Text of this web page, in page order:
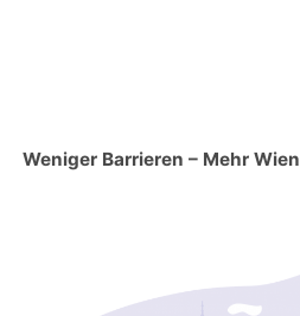
Weniger Barrieren – Mehr Wien